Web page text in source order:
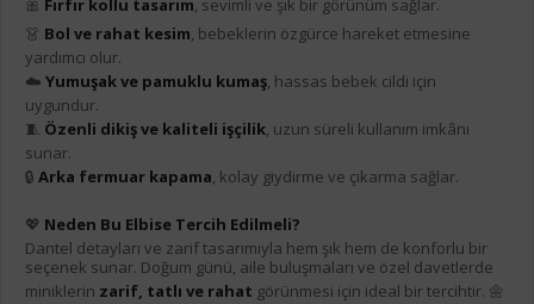
🎀 Fırfır kollu tasarım, sevimli ve şık bir görünüm sağlar.
👗 Bol ve rahat kesim, bebeklerin özgürce hareket etmesine
yardımcı olur.
☁️ Yumuşak ve pamuklu kumaş, hassas bebek cildi için
uygundur.
🧵 Özenli dikiş ve kaliteli işçilik, uzun süreli kullanım imkânı
sunar.
🔒 Arka fermuar kapama, kolay giydirme ve çıkarma sağlar.
💖 Neden Bu Elbise Tercih Edilmeli?
Dantel detayları ve zarif tasarımıyla hem şık hem de konforlu bir
seçenek sunar. Doğum günü, aile buluşmaları ve özel davetlerde
miniklerin zarif, tatlı ve rahat görünmesi için ideal bir tercihtir. 🌼